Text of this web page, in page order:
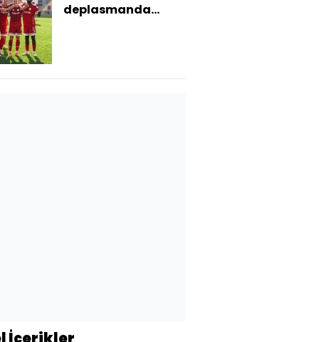
deplasmanda